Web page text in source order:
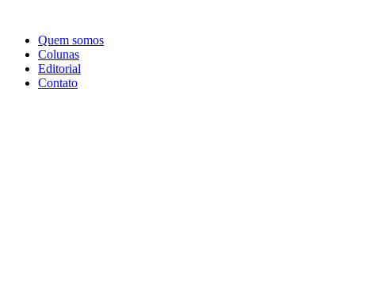
conteúdo
Quem somos
Colunas
Editorial
Contato